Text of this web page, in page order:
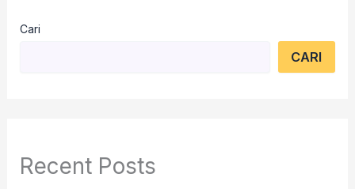
Cari
CARI
Recent Posts